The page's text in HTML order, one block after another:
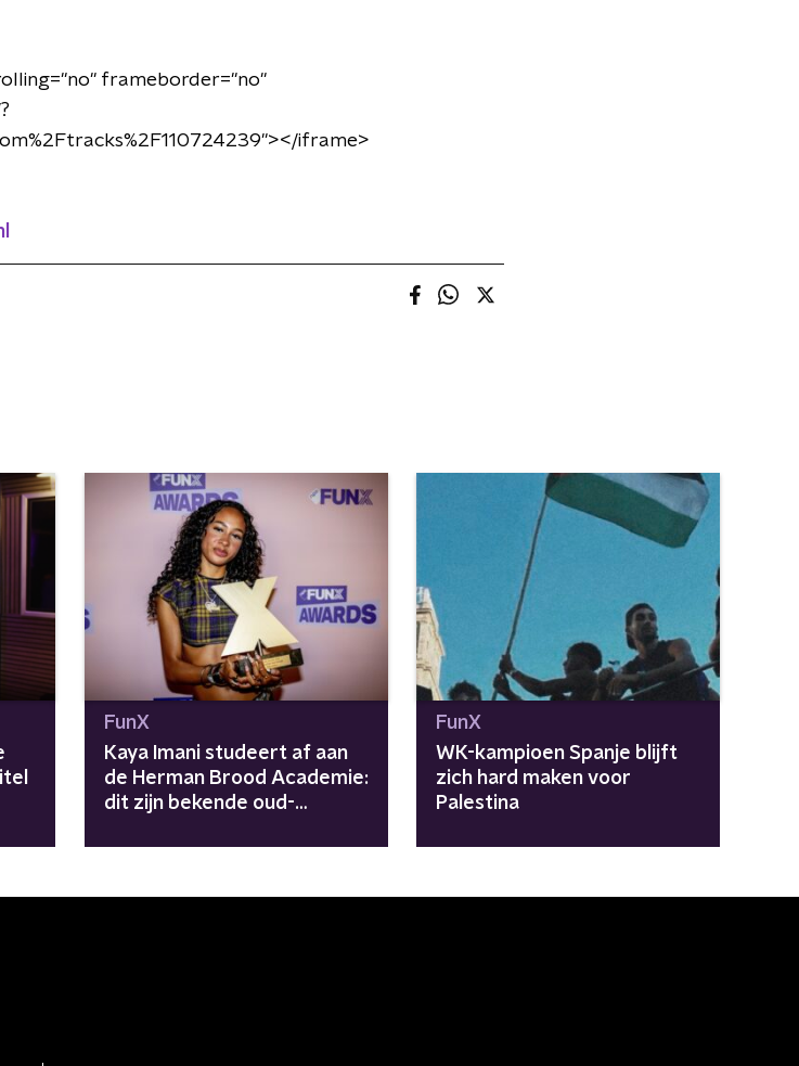
frameborder="no"
iframe>
FunX
Kaya Imani studeert af aan
de Herman Brood Academie:
dit zijn bekende oud-
FunX
WK-kampioen Spanje blijft
zich hard maken voor
Palestina